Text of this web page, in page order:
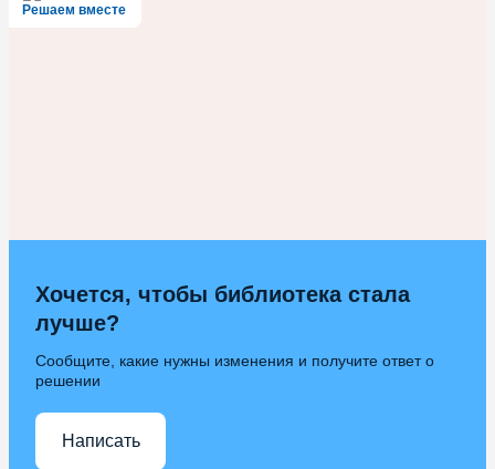
Решаем вместе
Хочется, чтобы библиотека стала
лучше?
Сообщите, какие нужны изменения и получите ответ о
решении
Написать